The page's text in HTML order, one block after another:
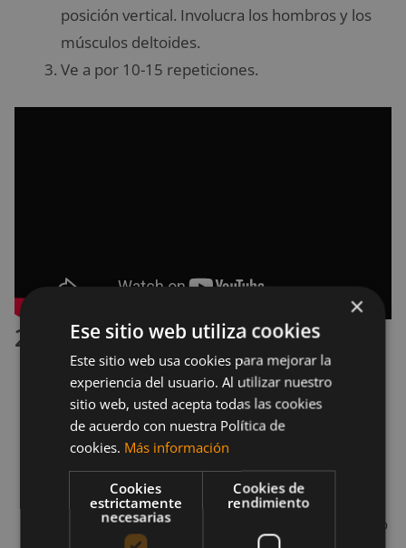
posición vertical. Involucra los hombros y los
músculos deltoides.
Ve a por 10-15 repeticiones.
2.2 Curl de isquiotibiales
Acuéstate en el suelo con los brazos
extendidos perpendiculares al torso y baja las
pantorrillas y los talones sobre la pelota.
Contrayendo glúteos y abdominales, levanta
las caderas del suelo.
Pon tus brazos extendidos: te sentirás un poco
×
Ese sitio web utiliza cookies
Este sitio web usa cookies para mejorar la
experiencia del usuario. Al utilizar nuestro
sitio web, usted acepta todas las cookies
de acuerdo con nuestra Política de
cookies. Más información
Cookies
estrictamente
necesarias
Cookies de
rendimiento